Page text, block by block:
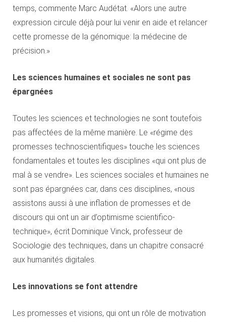
temps, commente Marc Audétat. «Alors une autre
expression circule déjà pour lui venir en aide et relancer
cette promesse de la génomique: la médecine de
précision.»
Les sciences humaines et sociales ne sont pas
épargnées
Toutes les sciences et technologies ne sont toutefois
pas affectées de la même manière. Le «régime des
promesses technoscientifiques» touche les sciences
fondamentales et toutes les disciplines «qui ont plus de
mal à se vendre». Les sciences sociales et humaines ne
sont pas épargnées car, dans ces disciplines, «nous
assistons aussi à une inflation de promesses et de
discours qui ont un air d’optimisme scientifico-
technique», écrit Dominique Vinck, professeur de
Sociologie des techniques, dans un chapitre consacré
aux humanités digitales.
Les innovations se font attendre
Les promesses et visions, qui ont un rôle de motivation